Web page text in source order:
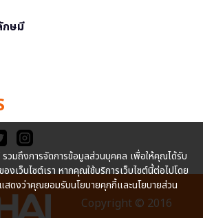
กษมี
Copyright © 2016
รวมถึงการจัดการข้อมูลส่วนบุคคล เพื่อให้คุณได้รับ
งเว็บไซต์เรา หากคุณใช้บริการเว็บไซต์นี้ต่อไปโดย
สดงว่าคุณยอมรับนโยบายคุกกี้และนโยบายส่วน